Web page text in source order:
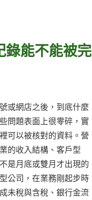
錄能不能被完
或網店之後，到底什麼
問題表面上很零碎，實
可以被核對的資料。營
的收入結構、客戶型
是月底或雙月才出現的
公司，在業務剛起步時
未稅與含稅、銀行金流